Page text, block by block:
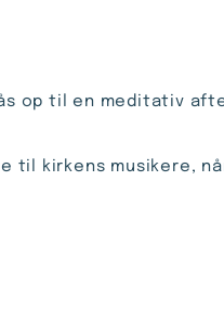
op til en meditativ
til kirkens musikere,